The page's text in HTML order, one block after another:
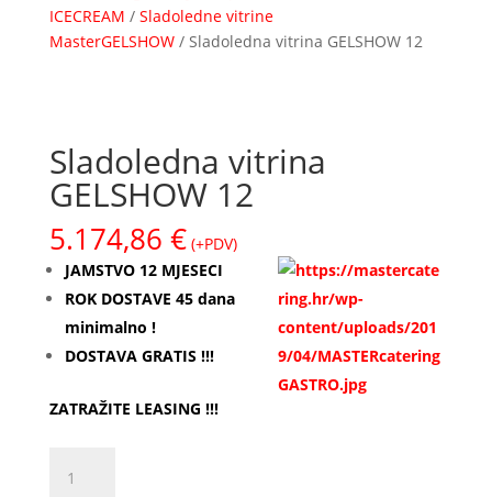
ICECREAM / Sladoledne vitrine
MasterGELSHOW/ Sladoledna vitrina GELSHOW 12
Sladoledna vitrina
GELSHOW 12
5.174,86 € (+PDV)
JAMSTVO 12 MJESECI
ROK DOSTAVE 45 dana
minimalno !
DOSTAVA GRATIS !!!
ZATRAŽITE LEASING !!!
vitrina